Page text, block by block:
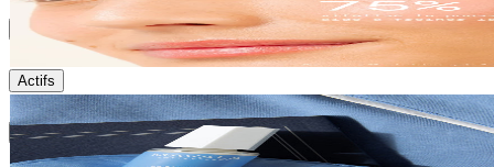
Résultats
Actifs
Ingrédients